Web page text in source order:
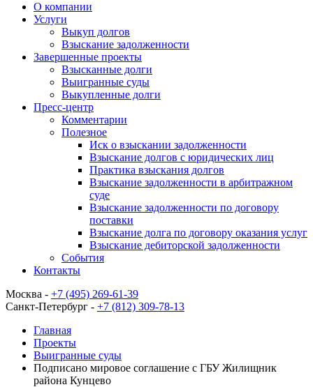
О компании
Услуги
Выкуп долгов
Взыскание задолженности
Завершенные проекты
Взысканные долги
Выигранные суды
Выкупленные долги
Пресс-центр
Комментарии
Полезное
Иск о взыскании задолженности
Взыскание долгов с юридических лиц
Практика взыскания долгов
Взыскание задолженности в арбитражном
суде
Взыскание задолженности по договору
поставки
Взыскание долга по договору оказания услуг
Взыскание дебиторской задолженности
События
Контакты
Москва - +7 (495) 269-61-39
Санкт-Петербург - +7 (812) 309-78-13
Главная
Проекты
Выигранные суды
Подписано мировое соглашение с ГБУ Жилищник
района Кунцево